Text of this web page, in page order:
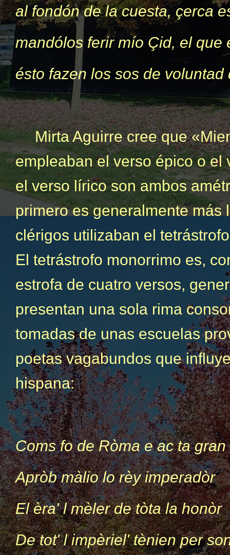
al fondón de la cuesta, çerca
mandólos ferir mío Çid, el que
ésto fazen los sos de voluntad
Mirta Aguirre cree que
empleaban el verso épico o el
el verso lírico son ambos
primero es generalmente más
clérigos utilizaban el
El tetrástrofo monorrimo es,
estrofa de cuatro versos,
presentan una sola rima
tomadas de unas escuelas
poetas vagabundos que
hispana:
Coms fo de Ròma e ac ta gran
Apròb màlio lo rèy imperadòr
El èra' l mèler de tòta la honòr
De tot' l impèriel' tènien per